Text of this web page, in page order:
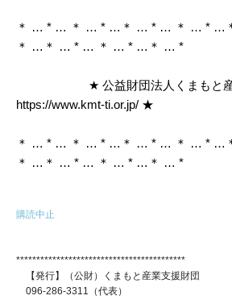
＊ … * … ＊ … * …＊ … * … ＊ … * …
＊ …＊ … * … ＊ … * …＊ … *
★ 公益財団法人くまもと産
https://www.kmt-ti.or.jp/ ★
＊ … * … ＊ … * …＊ … * … ＊ … * …
＊ …＊ … * … ＊ … * …＊ … *
購読中止
******************************************
【発行】（公財）くまもと産業支援財団
096-286-3311（代表）